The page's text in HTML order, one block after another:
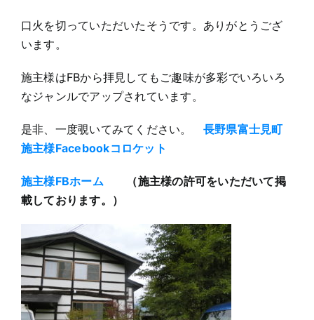
口火を切っていただいたそうです。ありがとうござ
います。
施主様はFBから拝見してもご趣味が多彩でいろいろ
なジャンルでアップされています。
是非、一度覗いてみてください。 長野県富士見町
施主様Facebookコロケット
施主様FBホーム
（施主様の許可をいただいて掲
載しております。）